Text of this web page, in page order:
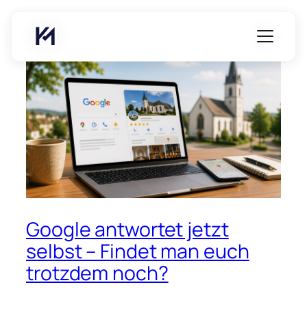
Inhalt
springen
Google antwortet jetzt
selbst – Findet man euch
trotzdem noch?